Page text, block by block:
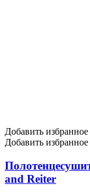
Добавить избранное
Добавить избранное
and Reiter